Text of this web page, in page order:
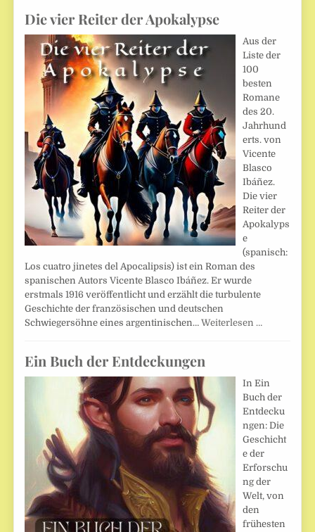
Die vier Reiter der Apokalypse
Aus der
Liste der
100
besten
Romane
des 20.
Jahrhund
erts. von
Vicente
Blasco
Ibáñez.
Die vier
Reiter der
Apokalyps
e
(spanisch:
Los cuatro jinetes del Apocalipsis) ist ein Roman des
spanischen Autors Vicente Blasco Ibáñez. Er wurde
erstmals 1916 veröffentlicht und erzählt die turbulente
Geschichte der französischen und deutschen
Schwiegersöhne eines argentinischen…Weiterlesen …
Ein Buch der Entdeckungen
In Ein
Buch der
Entdecku
ngen: Die
Geschicht
e der
Erforschu
ng der
Welt, von
den
frühesten